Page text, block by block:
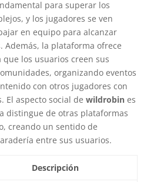
para superar los
y los jugadores se ven
en equipo para alcanzar
Además, la plataforma ofrece
los usuarios creen sus
organizando eventos
con otros jugadores con
El aspecto social de wildrobines
distingue de otras plataformas
creando un sentido de
entre sus usuarios.
Descripción